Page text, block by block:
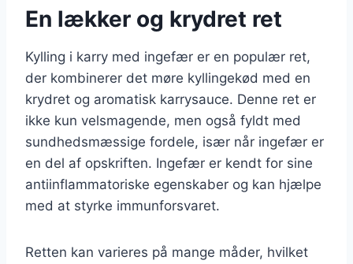
En lækker og krydret ret
Kylling i karry med ingefær er en populær ret,
der kombinerer det møre kyllingekød med en
krydret og aromatisk karrysauce. Denne ret er
ikke kun velsmagende, men også fyldt med
sundhedsmæssige fordele, især når ingefær er
en del af opskriften. Ingefær er kendt for sine
antiinflammatoriske egenskaber og kan hjælpe
med at styrke immunforsvaret.
Retten kan varieres på mange måder, hvilket